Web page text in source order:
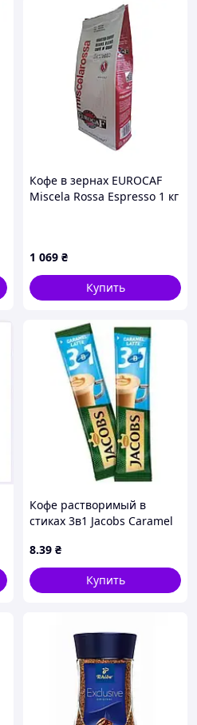
Кофе в зернах EUROCAF
Miscela Rossa Espresso 1 кг
1 069 ₴
Купить
Кофе растворимый в
стиках 3в1 Jacobs Caramel
8.39 ₴
Купить